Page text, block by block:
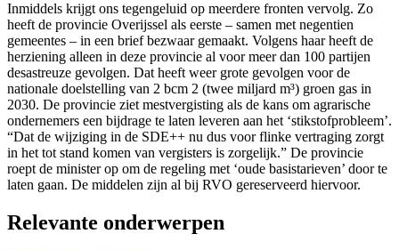
Inmiddels krijgt ons tegengeluid op meerdere fronten vervolg. Zo
heeft de provincie Overijssel als eerste – samen met negentien
gemeentes – in een brief bezwaar gemaakt. Volgens haar heeft de
herziening alleen in deze provincie al voor meer dan 100 partijen
desastreuze gevolgen. Dat heeft weer grote gevolgen voor de
nationale doelstelling van 2 bcm 2 (twee miljard m³) groen gas in
2030. De provincie ziet mestvergisting als de kans om agrarische
ondernemers een bijdrage te laten leveren aan het ‘stikstofprobleem’.
“Dat de wijziging in de SDE++ nu dus voor flinke vertraging zorgt
in het tot stand komen van vergisters is zorgelijk.” De provincie
roept de minister op om de regeling met ‘oude basistarieven’ door te
laten gaan. De middelen zijn al bij RVO gereserveerd hiervoor.
Relevante onderwerpen